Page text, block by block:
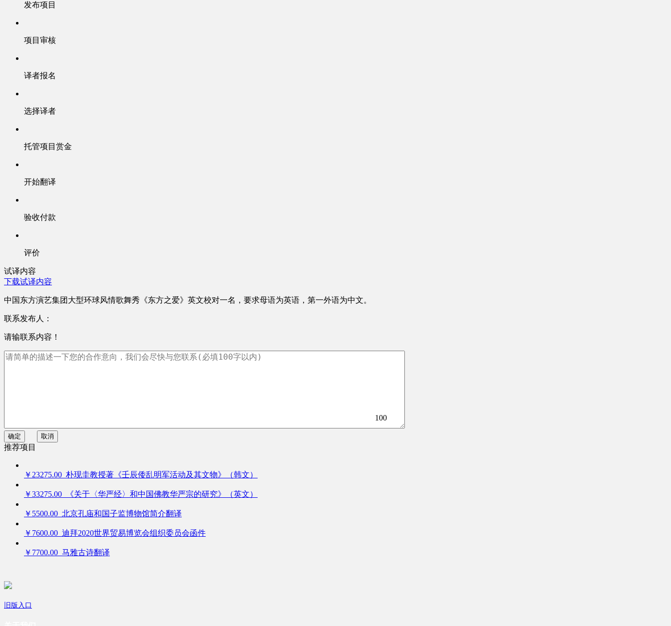
发布项目
项目审核
译者报名
选择译者
托管项目赏金
开始翻译
验收付款
评价
试译内容
下载试译内容
中国东方演艺集团大型环球风情歌舞秀《东方之爱》英文校对一名，要求母语为英语，第一外语为中文。
联系发布人：
请输联系内容！
100
确定 取消
推荐项目
￥23275.00 朴现圭教授著《壬辰倭乱明军活动及其文物》（韩文）
￥33275.00 《关于〈华严经〉和中国佛教华严宗的研究》（英文）
￥5500.00 北京孔庙和国子监博物馆简介翻译
￥7600.00 迪拜2020世界贸易博览会组织委员会函件
￥7700.00 马雅古诗翻译
旧版入口